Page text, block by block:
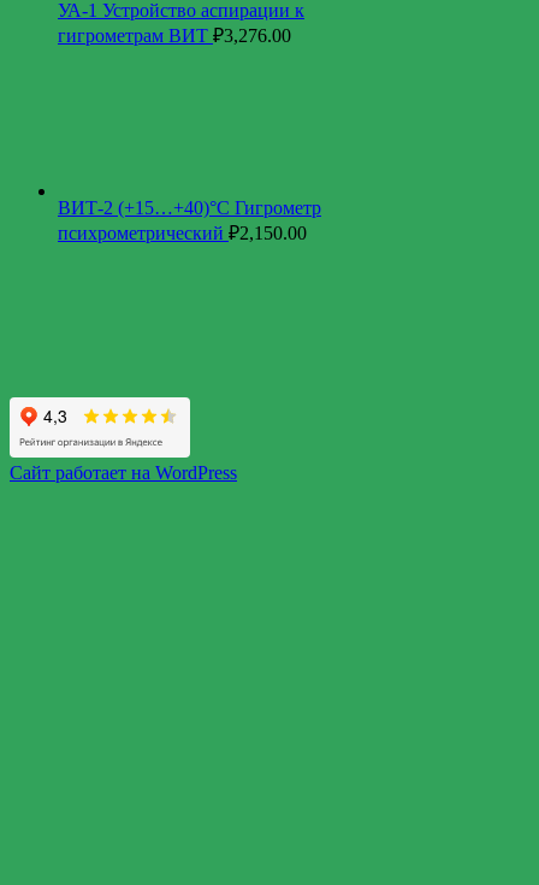
УА-1 Устройство аспирации к
гигрометрам ВИТ ₽3,276.00
ВИТ-2 (+15…+40)°С Гигрометр
психрометрический ₽2,150.00
Сайт работает на WordPress